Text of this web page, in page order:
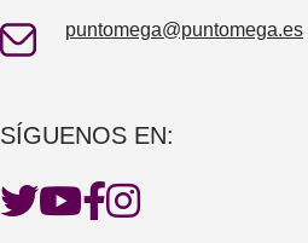
puntomega@puntomega.es
SÍGUENOS EN: